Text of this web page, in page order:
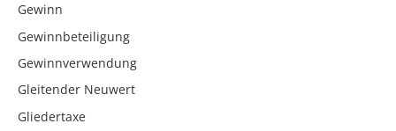
Gewinn
Gewinnbeteiligung
Gewinnverwendung
Gleitender Neuwert
Gliedertaxe